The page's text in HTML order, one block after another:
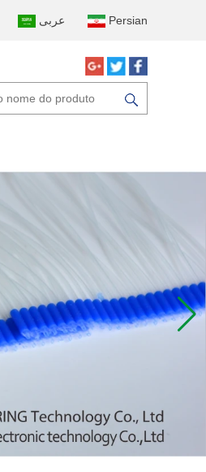
عربى Persian